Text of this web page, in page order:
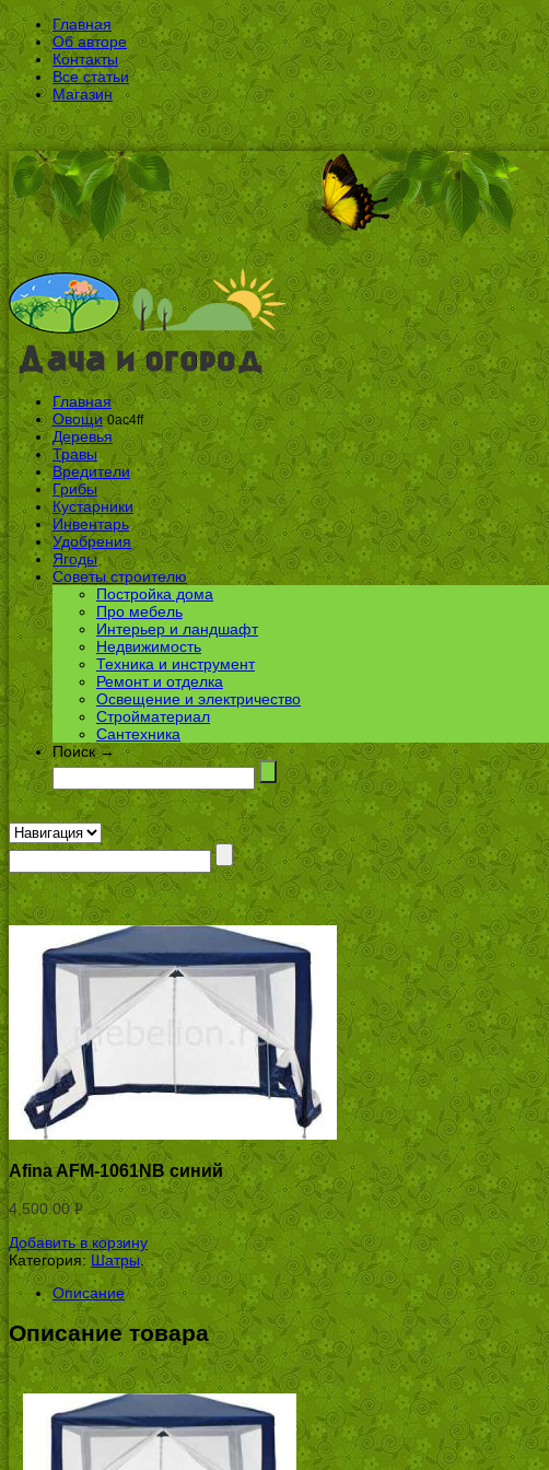
Главная
Об авторе
Контакты
Все статьи
Магазин
Главная
Овощи 0ac4ff
Деревья
Травы
Вредители
Грибы
Кустарники
Инвентарь
Удобрения
Ягоды
Советы строителю
Постройка дома
Про мебель
Интерьер и ландшафт
Недвижимость
Техника и инструмент
Ремонт и отделка
Освещение и электричество
Стройматериал
Сантехника
Поиск →
Afina AFM-1061NB синий
4,500.00Р
УБ.
Добавить в корзину
Категория: Шатры.
Описание
Описание товара